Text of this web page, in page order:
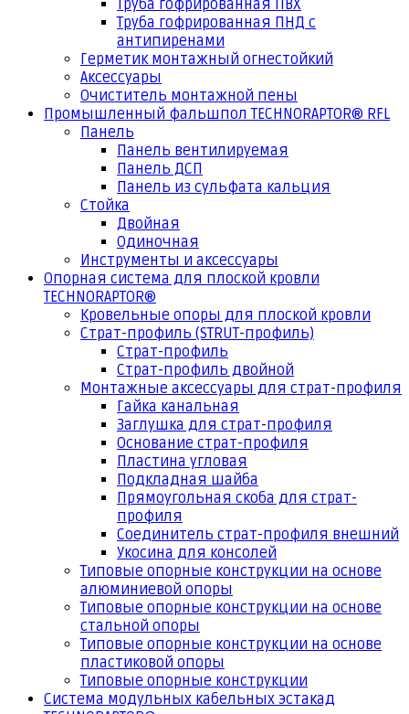
Труба гофрированная ПВХ
Труба гофрированная ПНД с
антипиренами
Герметик монтажный огнестойкий
Аксессуары
Очиститель монтажной пены
Промышленный фальшпол TECHNORAPTOR® RFL
Панель
Панель вентилируемая
Панель ДСП
Панель из сульфата кальция
Стойка
Двойная
Одиночная
Инструменты и аксессуары
Опорная система для плоской кровли
TECHNORAPTOR®
Кровельные опоры для плоской кровли
Страт-профиль (STRUT-профиль)
Страт-профиль
Страт-профиль двойной
Монтажные аксессуары для страт-профиля
Гайка канальная
Заглушка для страт-профиля
Основание страт-профиля
Пластина угловая
Подкладная шайба
Прямоугольная скоба для страт-
профиля
Соединитель страт-профиля внешний
Укосина для консолей
Типовые опорные конструкции на основе
алюминиевой опоры
Типовые опорные конструкции на основе
стальной опоры
Типовые опорные конструкции на основе
пластиковой опоры
Типовые опорные конструкции
Система модульных кабельных эстакад